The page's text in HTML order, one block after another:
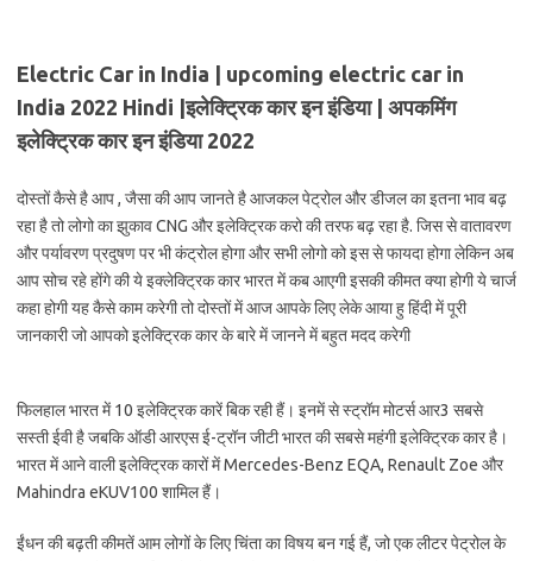
Electric Car in India | upcoming electric car in
India 2022 Hindi |इलेक्ट्रिक कार इन इंडिया | अपकमिंग
इलेक्ट्रिक कार इन इंडिया 2022
दोस्तों कैसे है आप , जैसा की आप जानते है आजकल पेट्रोल और डीजल का इतना भाव बढ़
रहा है तो लोगो का झुकाव CNG और इलेक्ट्रिक करो की तरफ बढ़ रहा है. जिस से वातावरण
और पर्यावरण प्रदुषण पर भी कंट्रोल होगा और सभी लोगो को इस से फायदा होगा लेकिन अब
आप सोच रहे होंगे की ये इक्लेक्ट्रिक कार भारत में कब आएगी इसकी कीमत क्या होगी ये चार्ज
कहा होगी यह कैसे काम करेगी तो दोस्तों में आज आपके लिए लेके आया हु हिंदी में पूरी
जानकारी जो आपको इलेक्ट्रिक कार के बारे में जानने में बहुत मदद करेगी
फिलहाल भारत में 10 इलेक्ट्रिक कारें बिक रही हैं। इनमें से स्ट्रॉम मोटर्स आर3 सबसे
सस्ती ईवी है जबकि ऑडी आरएस ई-ट्रॉन जीटी भारत की सबसे महंगी इलेक्ट्रिक कार है।
भारत में आने वाली इलेक्ट्रिक कारों में Mercedes-Benz EQA, Renault Zoe और
Mahindra eKUV100 शामिल हैं।
ईंधन की बढ़ती कीमतें आम लोगों के लिए चिंता का विषय बन गई हैं, जो एक लीटर पेट्रोल के